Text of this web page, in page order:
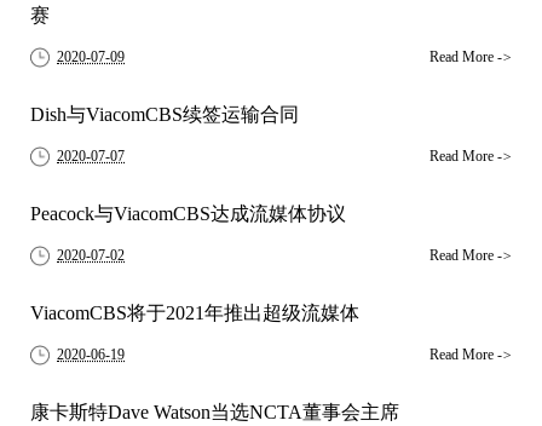
赛
2020-07-09 Read More ->
Dish与ViacomCBS续签运输合同
2020-07-07 Read More ->
Peacock与ViacomCBS达成流媒体协议
2020-07-02 Read More ->
ViacomCBS将于2021年推出超级流媒体
2020-06-19 Read More ->
康卡斯特Dave Watson当选NCTA董事会主席